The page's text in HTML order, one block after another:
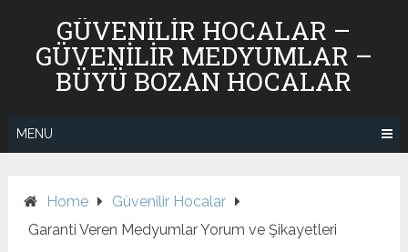
content
GÜVENILIR HOCALAR –
GÜVENILIR MEDYUMLAR –
BÜYÜ BOZAN HOCALAR
MENU
Home
Güvenilir Hocalar
Garanti Veren Medyumlar Yorum ve Şikayetleri